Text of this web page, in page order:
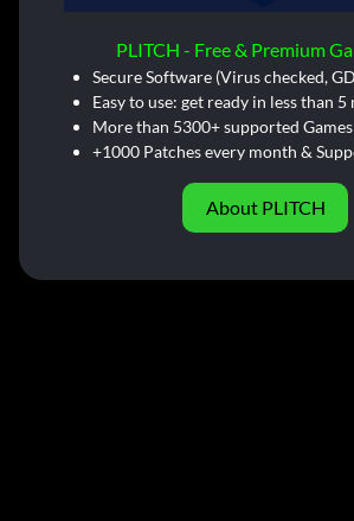
PLITCH - Free & Premium
Secure Software (Virus checked,
Easy to use: get ready in less than 5
More than 5300+ supported Games
+1000 Patches every month &
About PLITCH